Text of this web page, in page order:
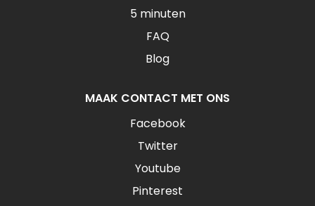
5 minuten
FAQ
Blog
MAAK CONTACT MET ONS
Facebook
Twitter
Youtube
Pinterest